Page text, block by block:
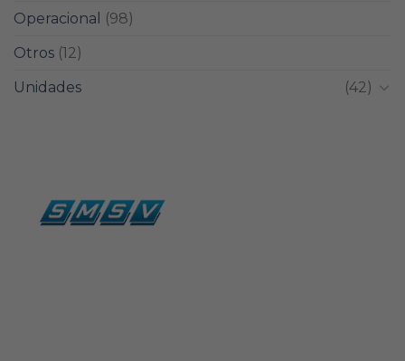
Operacional
(98)
Otros (12)
Unidades
(42)